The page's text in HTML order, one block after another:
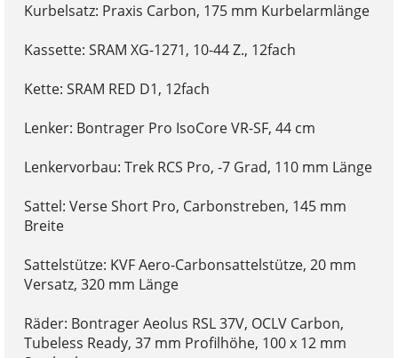
Kurbelsatz: Praxis Carbon, 175 mm Kurbelarmlänge
Kassette: SRAM XG-1271, 10-44 Z., 12fach
Kette: SRAM RED D1, 12fach
Lenker: Bontrager Pro IsoCore VR-SF, 44 cm
Lenkervorbau: Trek RCS Pro, -7 Grad, 110 mm Länge
Sattel: Verse Short Pro, Carbonstreben, 145 mm
Breite
Sattelstütze: KVF Aero-Carbonsattelstütze, 20 mm
Versatz, 320 mm Länge
Räder: Bontrager Aeolus RSL 37V, OCLV Carbon,
Tubeless Ready, 37 mm Profilhöhe, 100 x 12 mm